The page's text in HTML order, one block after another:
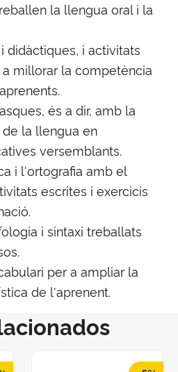
la llengua oral i la
didàctiques, i activitats
millorar la competència
és a dir, amb la
la llengua en
versemblants.
i l'ortografia amb el
escrites i exercicis
i sintaxi treballats
per a ampliar la
de l'aprenent.